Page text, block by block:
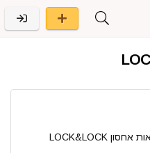
מארז 7 קופסאות אחסון LOCK&LOCK